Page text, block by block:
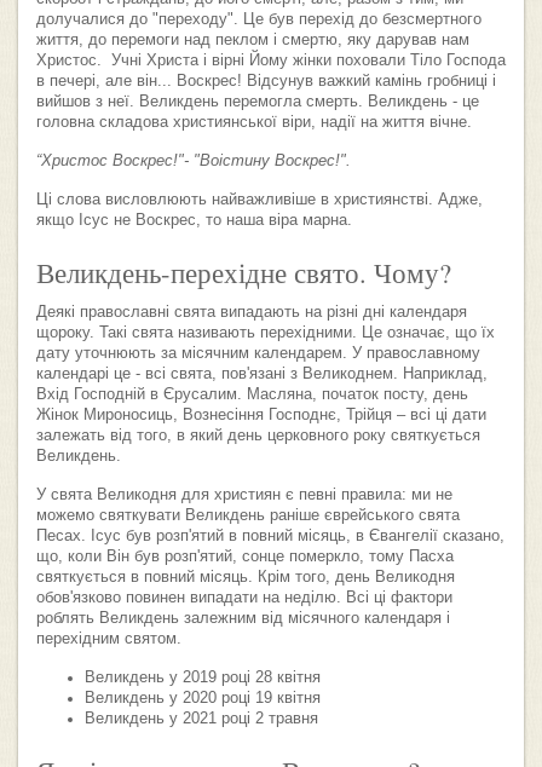
долучалися до "переходу". Це був перехід до безсмертного
життя, до перемоги над пеклом і смертю, яку дарував нам
Христос. Учні Христа і вірні Йому жінки поховали Тіло Господа
в печері, але він... Воскрес! Відсунув важкий камінь гробниці і
вийшов з неї. Великдень перемогла смерть. Великдень - це
головна складова християнської віри, надії на життя вічне.
“Христос Воскрес!"- "Воістину Воскрес!".
Ці слова висловлюють найважливіше в християнстві. Адже,
якщо Ісус не Воскрес, то наша віра марна.
Великдень-перехідне свято. Чому?
Деякі православні свята випадають на різні дні календаря
щороку. Такі свята називають перехідними. Це означає, що їх
дату уточнюють за місячним календарем. У православному
календарі це - всі свята, пов'язані з Великоднем. Наприклад,
Вхід Господній в Єрусалим. Масляна, початок посту, день
Жінок Мироносиць, Вознесіння Господнє, Трійця – всі ці дати
залежать від того, в який день церковного року святкується
Великдень.
У свята Великодня для християн є певні правила: ми не
можемо святкувати Великдень раніше єврейського свята
Песах. Ісус був розп'ятий в повний місяць, в Євангелії сказано,
що, коли Він був розп'ятий, сонце померкло, тому Пасха
святкується в повний місяць. Крім того, день Великодня
обов'язково повинен випадати на неділю. Всі ці фактори
роблять Великдень залежним від місячного календаря і
перехідним святом.
Великдень у 2019 році 28 квітня
Великдень у 2020 році 19 квітня
Великдень у 2021 році 2 травня